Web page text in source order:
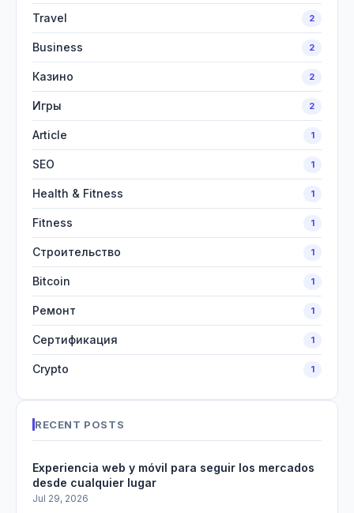
Travel 2
Business 2
Казино 2
Игры 2
Article 1
SEO 1
Health & Fitness 1
Fitness 1
Строительство 1
Bitcoin 1
Ремонт 1
Сертификация 1
Crypto 1
RECENT POSTS
Experiencia web y móvil para seguir los mercados
desde cualquier lugar
Jul 29, 2026